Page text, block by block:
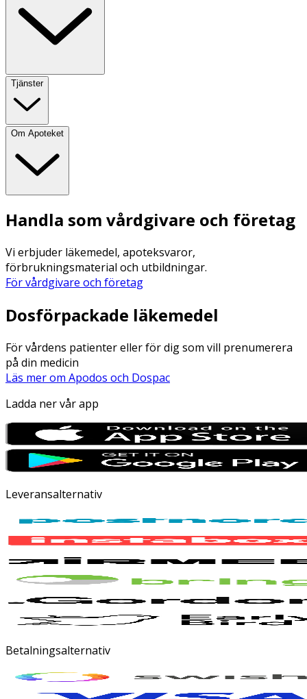
Tjänster
Om Apoteket
Handla som vårdgivare och företag
Vi erbjuder läkemedel, apoteksvaror,
förbrukningsmaterial och utbildningar.
För vårdgivare och företag
Dosförpackade läkemedel
För vårdens patienter eller för dig som vill prenumerera
på din medicin
Läs mer om Apodos och Dospac
Ladda ner vår app
Leveransalternativ
Betalningsalternativ